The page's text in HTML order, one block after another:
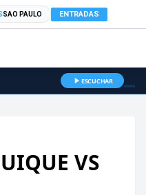
SAO PAULO ENTRADAS
ESCUCHAR
VS